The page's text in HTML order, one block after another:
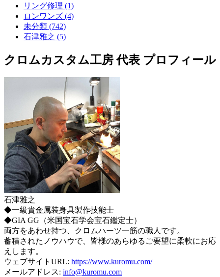
リング修理 (1)
ロンワンズ (4)
未分類 (742)
石津雅之 (5)
クロムカスタム工房 代表 プロフィール
石津雅之
◆一級貴金属装身具製作技能士
◆GIA GG（米国宝石学会宝石鑑定士）
両方をあわせ持つ、クロムハーツ一筋の職人です。
蓄積されたノウハウで、皆様のあらゆるご要望に柔軟にお応
えします。
ウェブサイトURL: https://www.kuromu.com/
メールアドレス: info@kuromu.com